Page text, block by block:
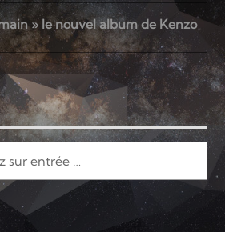
» le nouvel album de Kenzo